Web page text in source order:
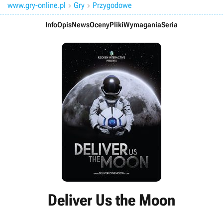
www.gry-online.pl  Gry  Przygodowe
InfoOpisNewsOcenyPlikiWymaganiaSeria
Deliver Us the Moon